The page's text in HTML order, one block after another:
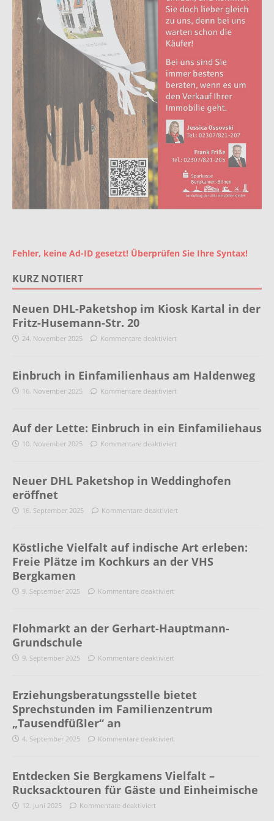
Fehler, keine Ad-ID gesetzt! Überprüfen Sie Ihre Syntax!
KURZ NOTIERT
Neuen DHL-Paketshop im Kiosk Kartal in der
Fritz-Husemann-Str. 20
24. November 2025 Kommentare deaktiviert
Einbruch in Einfamilienhaus am Haldenweg
16. November 2025 Kommentare deaktiviert
Auf der Lette: Einbruch in ein Einfamiliehaus
10. November 2025 Kommentare deaktiviert
Neuer DHL Paketshop in Weddinghofen
eröffnet
16. September 2025 Kommentare deaktiviert
Köstliche Vielfalt auf indische Art erleben:
Freie Plätze im Kochkurs an der VHS
Bergkamen
9. September 2025 Kommentare deaktiviert
Flohmarkt an der Gerhart-Hauptmann-
Grundschule
9. September 2025 Kommentare deaktiviert
Erziehungsberatungsstelle bietet
Sprechstunden im Familienzentrum
„Tausendfüßler“ an
4. September 2025 Kommentare deaktiviert
Entdecken Sie Bergkamens Vielfalt –
Rucksacktouren für Gäste und Einheimische
12. Juni 2025 Kommentare deaktiviert